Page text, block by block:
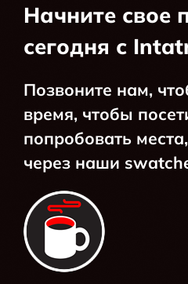
Начните свое
сегодня с
Позвоните нам,
время, чтобы
попробовать
через наши